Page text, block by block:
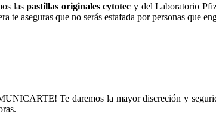
laspastillas originales cytotec y del Laboratorio
te aseguras que no serás estafada por personas que
Te daremos la mayor discreción y